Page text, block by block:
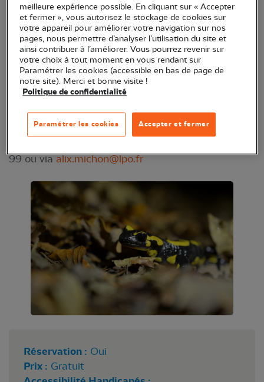
Venez nous aider à démonter le dispositif d'aide à
la traversée routière des amphibiens en migration
à Saules !
Organisé par Alix Michon, avec le soutien du
Département du Doubs.
Démontage des filets de guidage et des seaux de
collecte le long de la D 492 à Saules. Lieu et heure
99 ou viaalix.michon@lpo.fr
Réservation : Oui
Prix : Gratuit
meilleure expérience possible. En cliquant sur « Accepter
et fermer », vous autorisez le stockage de cookies sur
votre appareil pour améliorer votre navigation sur nos
pages, nous permettre d’analyser l’utilisation du site et
ainsi contribuer à l’améliorer. Vous pourrez revenir sur
votre choix à tout moment en vous rendant sur
Paramétrer les cookies (accessible en bas de page de
notre site). Merci et bonne visite !
Politique de confidentialité
Accepter et fermer
Paramétrer les cookies